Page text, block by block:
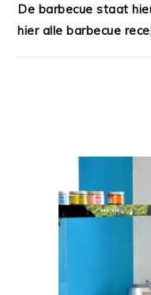
De barbecue staat
hier alle barbecue